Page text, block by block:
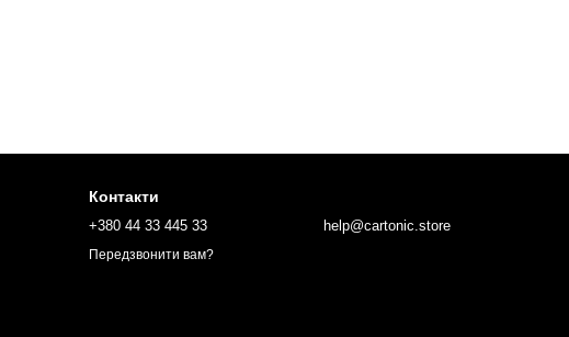
Контактиㅤ
+380 44 33 445 33
Передзвонити вам?
help@cartonic.store